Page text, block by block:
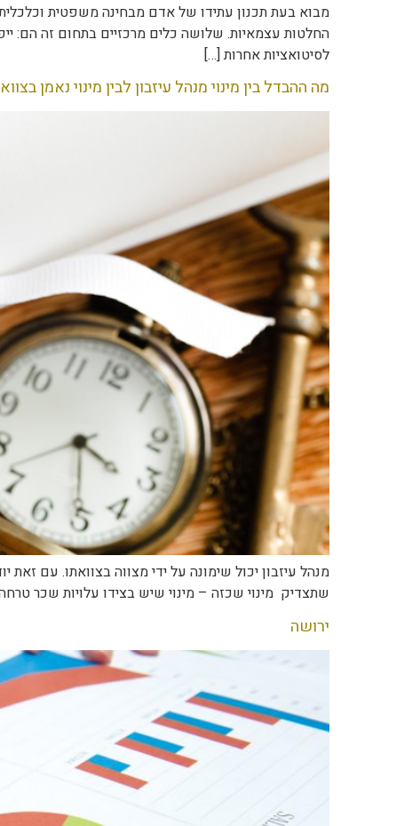
מבוא בעת תכנון עתידו של אדם מבחינה משפטית
החלטות עצמאיות. שלושה כלים מרכזיים בתחום זה הם:
לסיטואציות אחרות […]
מה ההבדל בין מינוי מנהל עיזבון לבין מינוי נאמן
מנהל עיזבון יכול שימונה על ידי מצווה בצוואתו. עם
שתצדיק מינוי שכזה – מינוי שיש בצידו עלויות שכר
ירושה